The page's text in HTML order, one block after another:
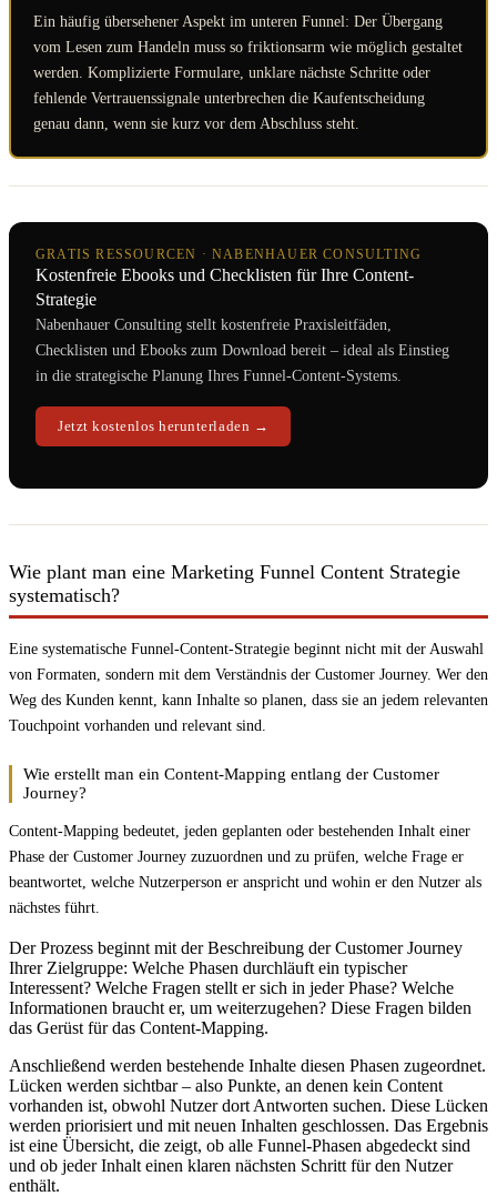
Ein häufig übersehener Aspekt im unteren Funnel: Der Übergang
vom Lesen zum Handeln muss so friktionsarm wie möglich gestaltet
werden. Komplizierte Formulare, unklare nächste Schritte oder
fehlende Vertrauenssignale unterbrechen die Kaufentscheidung
genau dann, wenn sie kurz vor dem Abschluss steht.
GRATIS RESSOURCEN · NABENHAUER CONSULTING
Kostenfreie Ebooks und Checklisten für Ihre Content-
Strategie
Nabenhauer Consulting stellt kostenfreie Praxisleitfäden,
Checklisten und Ebooks zum Download bereit – ideal als Einstieg
in die strategische Planung Ihres Funnel-Content-Systems.
Jetzt kostenlos herunterladen →
Wie plant man eine Marketing Funnel Content Strategie
systematisch?
Eine systematische Funnel-Content-Strategie beginnt nicht mit der Auswahl
von Formaten, sondern mit dem Verständnis der Customer Journey. Wer den
Weg des Kunden kennt, kann Inhalte so planen, dass sie an jedem relevanten
Touchpoint vorhanden und relevant sind.
Wie erstellt man ein Content-Mapping entlang der Customer
Journey?
Content-Mapping bedeutet, jeden geplanten oder bestehenden Inhalt einer
Phase der Customer Journey zuzuordnen und zu prüfen, welche Frage er
beantwortet, welche Nutzerperson er anspricht und wohin er den Nutzer als
nächstes führt.
Der Prozess beginnt mit der Beschreibung der Customer Journey
Ihrer Zielgruppe: Welche Phasen durchläuft ein typischer
Interessent? Welche Fragen stellt er sich in jeder Phase? Welche
Informationen braucht er, um weiterzugehen? Diese Fragen bilden
das Gerüst für das Content-Mapping.
Anschließend werden bestehende Inhalte diesen Phasen zugeordnet.
Lücken werden sichtbar – also Punkte, an denen kein Content
vorhanden ist, obwohl Nutzer dort Antworten suchen. Diese Lücken
werden priorisiert und mit neuen Inhalten geschlossen. Das Ergebnis
ist eine Übersicht, die zeigt, ob alle Funnel-Phasen abgedeckt sind
und ob jeder Inhalt einen klaren nächsten Schritt für den Nutzer
enthält.